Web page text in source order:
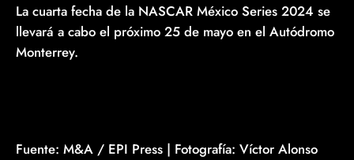
La cuarta fecha de la NASCAR México Series 2024 se
llevará a cabo el próximo 25 de mayo en el Autódromo
Monterrey.
Fuente: M&A / EPI Press | Fotografía: Víctor Alonso